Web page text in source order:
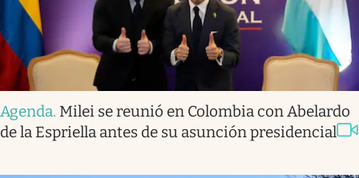
Agenda. Milei se reunió en Colombia con Abelardo
de la Espriella antes de su asunción presidencial